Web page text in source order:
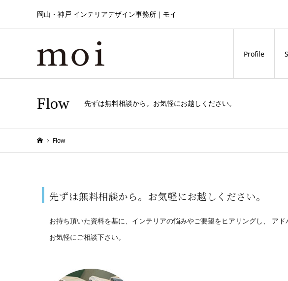
岡山・神戸 インテリアデザイン事務所｜モイ
Profile
Flow 先ずは無料相談から。お気軽にお越しください。
Flow
先ずは無料相談から。お気軽にお越しください。
お持ち頂いた資料を基に、インテリアの悩みやご要望をヒアリングし、 アド
お気軽にご相談下さい。